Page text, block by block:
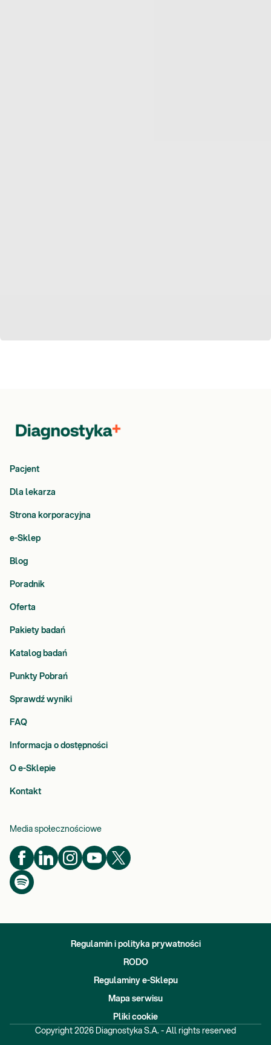
Pacjent
Dla lekarza
Strona korporacyjna
e-Sklep
Blog
Poradnik
Oferta
Pakiety badań
Katalog badań
Punkty Pobrań
Sprawdź wyniki
FAQ
Informacja o dostępności
O e-Sklepie
Kontakt
Media społecznościowe
Regulamin i polityka prywatności
RODO
Regulaminy e-Sklepu
Mapa serwisu
Pliki cookie
Copyright 2026 Diagnostyka S.A. - All rights reserved